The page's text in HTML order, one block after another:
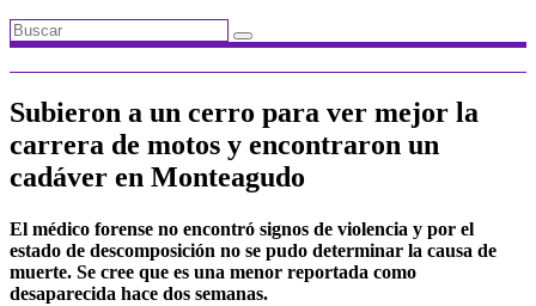
Subieron a un cerro para ver mejor la
carrera de motos y encontraron un
cadáver en Monteagudo
El médico forense no encontró signos de violencia y por el
estado de descomposición no se pudo determinar la causa de
muerte. Se cree que es una menor reportada como
desaparecida hace dos semanas.